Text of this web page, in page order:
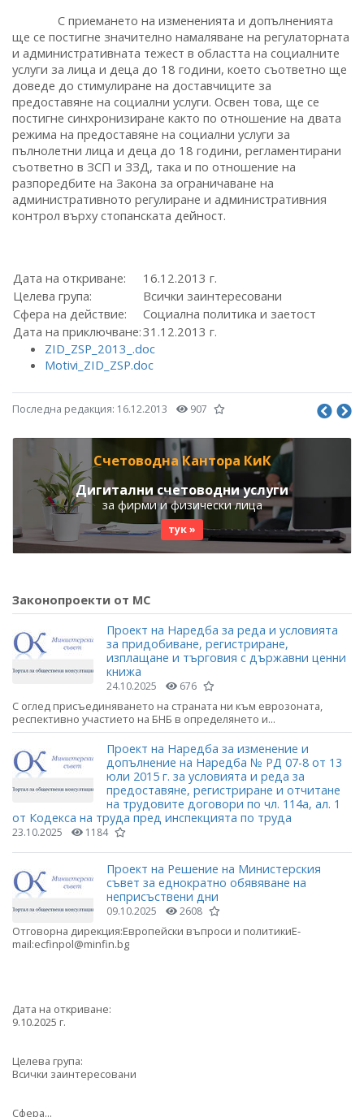
С приемането на измененията и допълненията
ще се постигне значително намаляване на регулаторната
и административната тежест в областта на социалните
услуги за лица и деца до 18 години, което съответно ще
доведе до стимулиране на доставчиците за
предоставяне на социални услуги. Освен това, ще се
постигне синхронизиране както по отношение на двата
режима на предоставяне на социални услуги за
пълнолетни лица и деца до 18 години, регламентирани
съответно в ЗСП и ЗЗД, така и по отношение на
разпоредбите на Закона за ограничаване на
административното регулиране и административния
контрол върху стопанската дейност.
Дата на откриване:
16.12.2013 г.
Целева група:
Всички заинтересовани
Сфера на действие:
Социална политика и заетост
Дата на приключване:31.12.2013 г.
ZID_ZSP_2013_.doc
Motivi_ZID_ZSP.doc
Последна редакция: 16.12.2013 907
Счетоводна Кантора КиК
Дигитални счетоводни услуги
за фирми и физически лица
тук »
Законопроекти от МС
Проект на Наредба за реда и условията
за придобиване, регистриране,
изплащане и търговия с държавни ценни
книжа
24.10.2025 676
С оглед присъединяването на страната ни към еврозоната,
респективно участието на БНБ в определянето и...
Проект на Наредба за изменение и
допълнение на Наредба № РД 07-8 от 13
юли 2015 г. за условията и реда за
предоставяне, регистриране и отчитане
на трудовите договори по чл. 114а, ал. 1
от Кодекса на труда пред инспекцията по труда
23.10.2025 1184
Проект на Решение на Министерския
съвет за еднократно обявяване на
неприсъствени дни
09.10.2025 2608
Отговорна дирекция:Европейски въпроси и политикиE-
mail:ecfinpol@minfin.bg
Дата на откриване:
9.10.2025 г.
Целева група:
Всички заинтересовани
Сфера...